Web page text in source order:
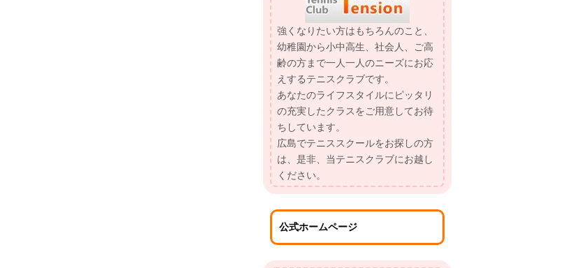
強くなりたい方はもちろんのこと、
幼稚園から小中高生、社会人、ご高
齢の方まで一人一人のニーズにお応
えするテニスクラブです。
あなたのライフスタイルにピッタリ
の充実したクラスをご用意してお待
ちしています。
広島でテニススクールをお探しの方
は、是非、当テニスクラブにお越し
ください。
公式ホームページ